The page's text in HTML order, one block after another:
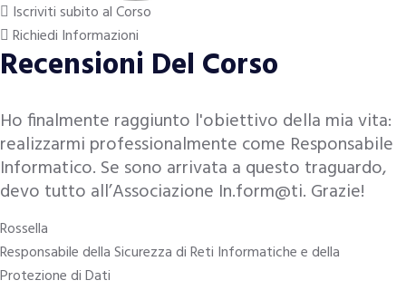
Iscriviti subito al Corso
Richiedi Informazioni
Recensioni Del Corso
Ho finalmente raggiunto l'obiettivo della mia vita:
realizzarmi professionalmente come Responsabile
Informatico. Se sono arrivata a questo traguardo,
devo tutto all’Associazione In.form@ti. Grazie!
Rossella
Responsabile della Sicurezza di Reti Informatiche e della
Protezione di Dati